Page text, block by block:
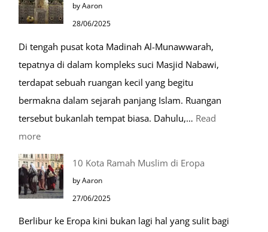
Sehari-
hari
by Aaron
28/06/2025
Di tengah pusat kota Madinah Al-Munawwarah,
tepatnya di dalam kompleks suci Masjid Nabawi,
terdapat sebuah ruangan kecil yang begitu
bermakna dalam sejarah panjang Islam. Ruangan
tersebut bukanlah tempat biasa. Dahulu,… Read
more:
Tiga
Makam
Mulia
Masjid
10 Kota Ramah Muslim di Eropa
by Aaron
27/06/2025
Berlibur ke Eropa kini bukan lagi hal yang sulit bagi